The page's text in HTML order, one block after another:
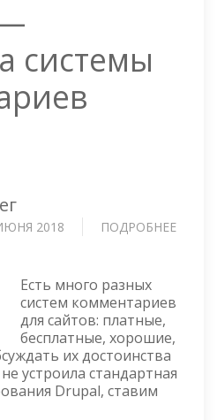
системы
2018 ПОДРОБНЕЕ
Есть много разных
систем комментариев
для сайтов: платные,
бесплатные, хорошие,
их достоинства
устроила стандартная
Drupal, ставим